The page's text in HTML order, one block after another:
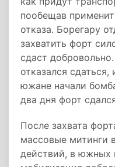
пообещав
отказа. Борегару
захватить форт
сдаст
отказался сдаться,
южане начали
два дня форт
После захвата
массовые митинги
действий, в южных